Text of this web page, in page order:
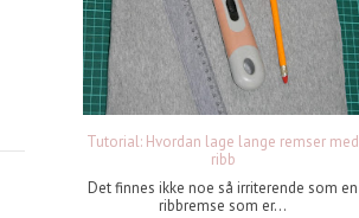
Tutorial: Hvordan lage lange remser med
ribb
Det finnes ikke noe så irriterende som en
ribbremse som er...